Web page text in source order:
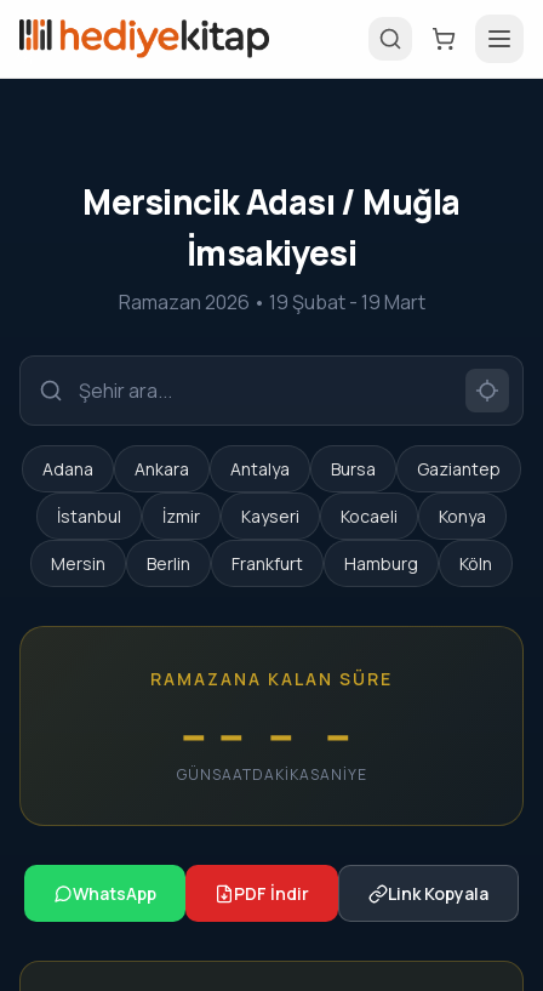
Mersincik Adası / Muğla
İmsakiyesi
Ramazan 2026 • 19 Şubat - 19 Mart
Adana Ankara Antalya Bursa Gaziantep
İstanbul İzmir Kayseri Kocaeli Konya
Mersin Berlin Frankfurt Hamburg Köln
RAMAZANA KALAN SÜRE
--
GÜN
--
SAAT
--
DAKIKA
--
SANIYE
WhatsApp PDF İndir Link Kopyala